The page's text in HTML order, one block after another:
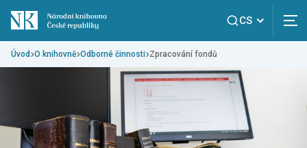
CS
Úvod O knihovně Odborné činnosti Zpracování fondů